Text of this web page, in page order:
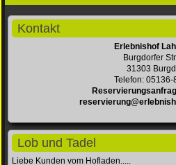
Kontakt
Erlebnishof
Burgdorfer
31303
Telefon: 05136-
Lob und Tadel
Liebe Kunden vom Hofladen.....